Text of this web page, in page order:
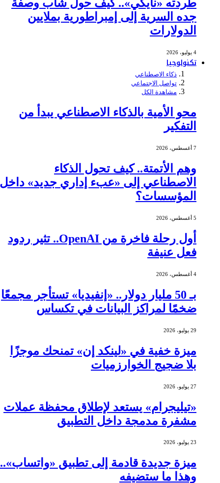
طردته «نايكي».. كيف حول شاب وصفة
جده السرية إلى إمبراطورية بملايين
الدولارات
4 يوليو، 2026
تكنولوجيا
ذكاء الاصطناعي
تواصل الاجتماعي
مشاهدة الكل
محو الأمية بالذكاء الاصطناعي يبدأ من
التفكير
7 أغسطس، 2026
وهم الأتمتة.. كيف تحول الذكاء
الاصطناعي إلى «عبء إداري جديد» داخل
المؤسسات؟
5 أغسطس، 2026
أول رحلة فاخرة من OpenAI.. تثير ردود
فعل عنيفة
4 أغسطس، 2026
بـ 50 مليار دولار.. «إنفيديا» تستأجر مجمعًا
ضخمًا لمراكز البيانات في تكساس
29 يوليو، 2026
ميزة خفية في «لينكد إن» تمنحك موجزًا
بلا ضجيج الخوارزميات
27 يوليو، 2026
«تيليجرام» يستعد لإطلاق محفظة عملات
مشفرة مدمجة داخل التطبيق
23 يوليو، 2026
ميزة جديدة قادمة إلى تطبيق «واتساب»..
وهذا ما ستضيفه